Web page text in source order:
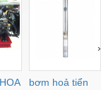
bơm hoả tiển
›